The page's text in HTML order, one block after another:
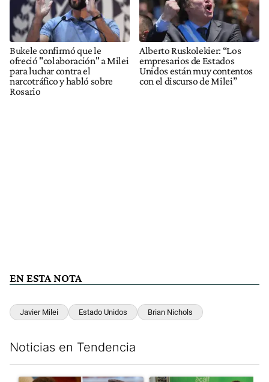
Bukele confirmó que le
ofreció "colaboración" a Milei
para luchar contra el
narcotráfico y habló sobre
Rosario
Alberto Ruskolekier: “Los
empresarios de Estados
Unidos están muy contentos
con el discurso de Milei”
EN ESTA NOTA
Javier Milei Estado Unidos Brian Nichols
Noticias en Tendencia